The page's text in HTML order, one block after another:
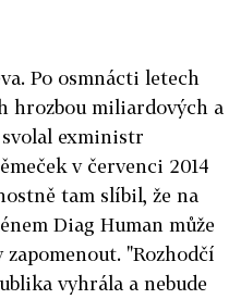
Po osmnácti letech
hrozbou miliardových a
exministr
v červenci 2014
tam slíbil, že na
Diag Human může
zapomenout. "Rozhodčí
vyhrála a nebude